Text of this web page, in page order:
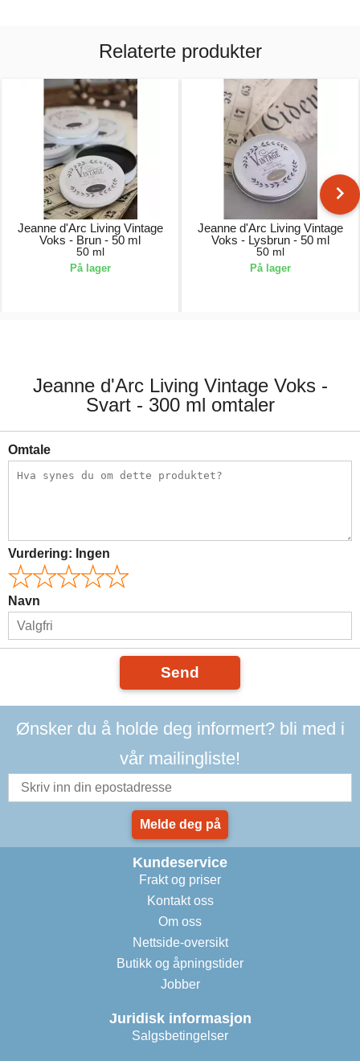
Relaterte produkter
Jeanne d'Arc Living Vintage
Voks - Brun - 50 ml
50 ml
På lager
Jeanne d'Arc Living Vintage
Voks - Lysbrun - 50 ml
50 ml
På lager
Jeanne d'Arc Living Vintage Voks -
Svart - 300 ml omtaler
Omtale
Vurdering: Ingen
Navn
Send
Ønsker du å holde deg informert? bli med i
vår mailingliste!
Melde deg på
Kundeservice
Frakt og priser
Kontakt oss
Om oss
Nettside-oversikt
Butikk og åpningstider
Jobber
Juridisk informasjon
Salgsbetingelser